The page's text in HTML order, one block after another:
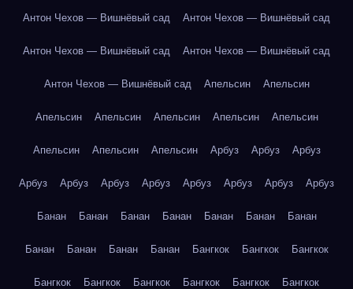
Антон Чехов — Вишнёвый сад Антон Чехов — Вишнёвый сад
Антон Чехов — Вишнёвый сад Антон Чехов — Вишнёвый сад
Антон Чехов — Вишнёвый сад Апельсин Апельсин
Апельсин Апельсин Апельсин Апельсин Апельсин
Апельсин Апельсин Апельсин Арбуз Арбуз Арбуз
Арбуз Арбуз Арбуз Арбуз Арбуз Арбуз Арбуз Арбуз
Банан Банан Банан Банан Банан Банан Банан
Банан Банан Банан Банан Бангкок Бангкок Бангкок
Бангкок Бангкок Бангкок Бангкок Бангкок Бангкок